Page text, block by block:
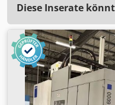
Diese Inserate